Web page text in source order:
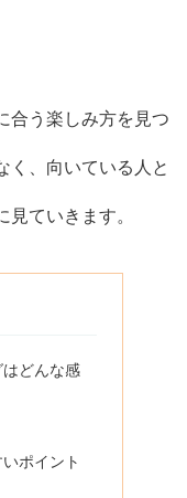
合う楽しみ方を見つ
く、向いている人と
ていきます。
どんな感
ポイント